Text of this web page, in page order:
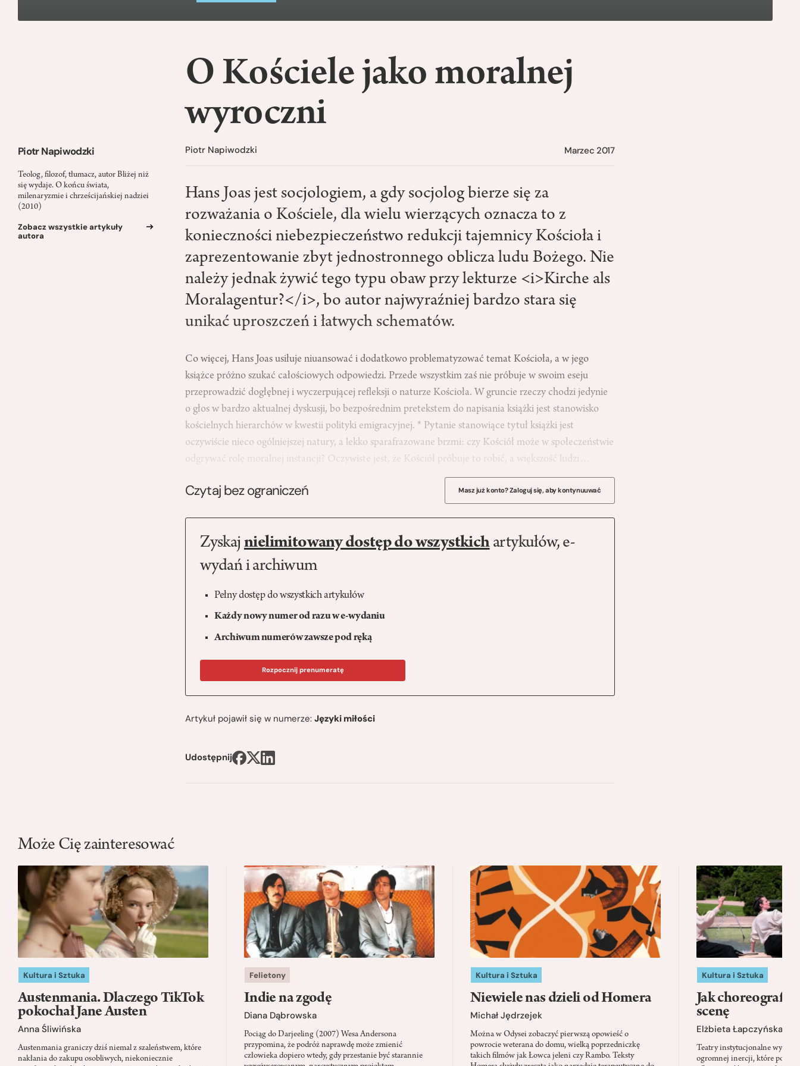
Piotr Napiwodzki
Teolog, filozof, tłumacz, autor Bliżej niż
się wydaje. O końcu świata,
milenaryzmie i chrześcijańskiej nadziei
(2010)
Zobacz wszystkie artykuły
autora
O Kościele jako moralnej
wyroczni
Piotr Napiwodzki Marzec 2017
Hans Joas jest socjologiem, a gdy socjolog bierze się za
rozważania o Kościele, dla wielu wierzących oznacza to z
konieczności niebezpieczeństwo redukcji tajemnicy Kościoła i
zaprezentowanie zbyt jednostronnego oblicza ludu Bożego. Nie
należy jednak żywić tego typu obaw przy lekturze <i>Kirche als
Moralagentur?</i>, bo autor najwyraźniej bardzo stara się
unikać uproszczeń i łatwych schematów.
Co więcej, Hans Joas usiłuje niuansować i dodatkowo problematyzować temat Kościoła, a w jego
książce próżno szukać całościowych odpowiedzi. Przede wszystkim zaś nie próbuje w swoim eseju
przeprowadzić dogłębnej i wyczerpującej refleksji o naturze Kościoła. W gruncie rzeczy chodzi jedynie
o głos w bardzo aktualnej dyskusji, bo bezpośrednim pretekstem do napisania książki jest stanowisko
kościelnych hierarchów w kwestii polityki emigracyjnej. * Pytanie stanowiące tytuł książki jest
oczywiście nieco ogólniejszej natury, a lekko sparafrazowane brzmi: czy Kościół może w społeczeństwie
odgrywać rolę moralnej instancji? Oczywiste jest, że Kościół próbuje to robić, a większość ludzi…
Czytaj bez ograniczeń Masz już konto? Zaloguj się, aby kontynuuwać
Zyskaj nielimitowany dostęp do wszystkichartykułów, e-
wydań i archiwum
Pełny dostęp do wszystkich artykułów
Każdy nowy numer od razu w e-wydaniu
Archiwum numerów zawsze pod ręką
Rozpocznij prenumeratę
Artykuł pojawił się w numerze:Języki miłości
Udostępnij
Może Cię zainteresować
Kultura i Sztuka
Austenmania. Dlaczego TikTok
pokochał Jane Austen
Anna Śliwińska
Austenmania graniczy dziś niemal z szaleństwem, które
nakłania do zakupu osobliwych, niekoniecznie
Felietony
Indie na zgodę
Diana Dąbrowska
Pociąg do Darjeeling (2007) Wesa Andersona
przypomina, że podróż naprawdę może zmienić
człowieka dopiero wtedy, gdy przestanie być starannie
Kultura i Sztuka
Niewiele nas dzieli od Homera
Michał Jędrzejek
Można w Odysei zobaczyć pierwszą opowieść o
powrocie weterana do domu, wielką poprzedniczkę
takich filmów jak Łowca jeleni czy Rambo. Teksty
Kultura i Sztuka
Jak
scenę
Elżbieta Łapczyńska
Teatry instytucjonalne
ogromnej inercji, które ponad